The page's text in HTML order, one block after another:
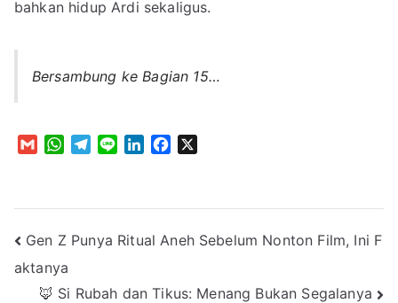
bahkan hidup Ardi sekaligus.
Bersambung ke Bagian 15…
G
W
A
p
T
r
d
o
Post
navigation
Gen Z Punya Ritual Aneh Sebelum Nonton Film, Ini F
aktanya
🦊 Si Rubah dan Tikus: Menang Bukan Segalanya